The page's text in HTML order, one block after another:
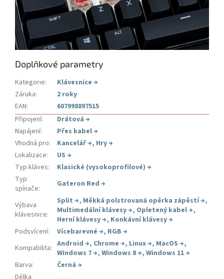
Doplňkové parametry
Kategorie: Klávesnice →
Záruka:
2 roky
EAN:
607998897515
Připojení: Drátová →
Napájení: Přes kabel→
Vhodná pro: Kancelář→, Hry→
Lokalizace: US →
Typ kláves: Klasické (vysokoprofilové) →
Typ
spínače: Gateron Red →
Výbava
klávesnice:
Split →, Měkká polstrovaná opěrka zápěstí→,
Multimedální klávesy→, Opletený kabel→,
Herní klávesy→, Konkávní klávesy→
Podsvícení: Vícebarevné →, RGB →
Kompabilita: Android →, Chrome →, Linux→, MacOS →,
Windows 7→, Windows 8→, Windows 11→
Barva: Černá →